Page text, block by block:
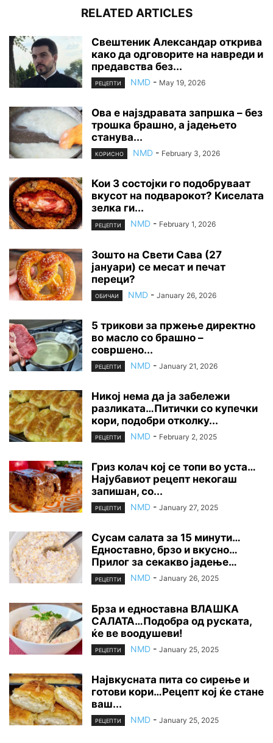
RELATED ARTICLES
Свештеник Александар открива
како да одговорите на навреди и
предавства без...
РЕЦЕПТИ NMD - May 19, 2026
Ова е најздравата запршка – без
трошка брашно, а јадењето
станува...
КОРИСНО NMD - February 3, 2026
Кои 3 состојки го подобруваат
вкусот на подварокот? Киселата
зелка ги...
РЕЦЕПТИ NMD - February 1, 2026
Зошто на Свети Сава (27
јануари) се месат и печат
переци?
ОБИЧАИ NMD - January 26, 2026
5 трикови за пржење директно
во масло со брашно –
совршено...
РЕЦЕПТИ NMD - January 21, 2026
Никој нема да ја забележи
разликата…Питички со купечки
кори, подобри отколку...
РЕЦЕПТИ NMD - February 2, 2025
Гриз колач кој се топи во уста…
Најубавиот рецепт некогаш
запишан, со...
РЕЦЕПТИ NMD - January 27, 2025
Сусам салата за 15 минути…
Едноставно, брзо и вкусно…
Прилог за секакво јадење…
РЕЦЕПТИ NMD - January 26, 2025
Брза и едноставна ВЛАШКА
САЛАТА…Подобра од руската,
ќе ве воодушеви!
РЕЦЕПТИ NMD - January 25, 2025
Највкусната пита со сирење и
готови кори…Рецепт кој ќе стане
ваш...
РЕЦЕПТИ NMD - January 25, 2025